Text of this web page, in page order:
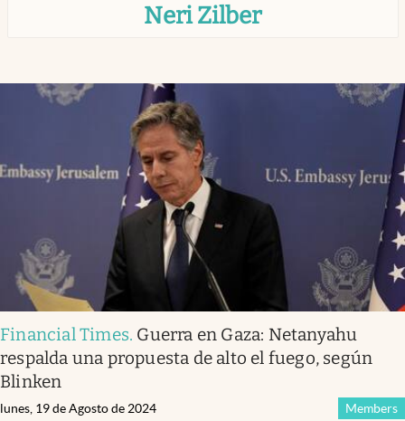
El Cronista Studio
abre en nueva pestaña
Argentina
Neri Zilber
Financial Times. Guerra en Gaza: Netanyahu
respalda una propuesta de alto el fuego, según
Blinken
Members
lunes, 19 de Agosto de 2024